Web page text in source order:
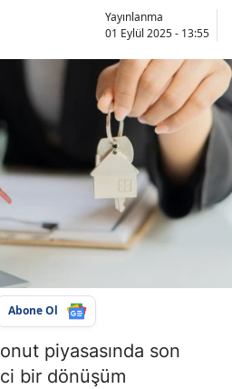
Yayınlanma
01 Eylül 2025 - 13:55
Abone Ol
piyasasında son
bir dönüşüm